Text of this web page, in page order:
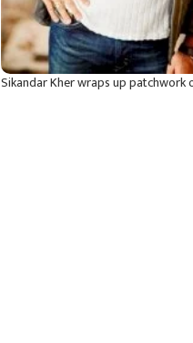
Sikandar Kher wraps up patchwork